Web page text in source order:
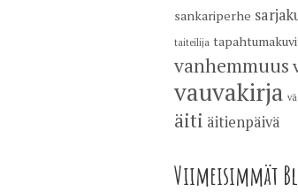
sankariperhe
taiteilija
vanhemmuus
vauvakirja
äiti äitienpäivä
Viimeisimmät